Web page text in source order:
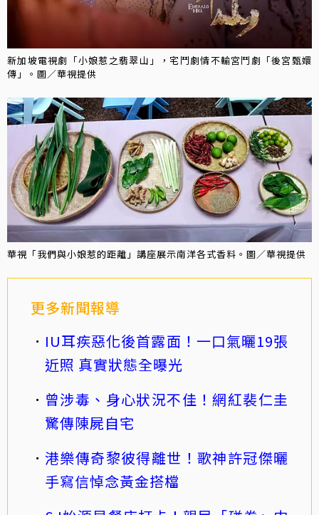
新加坡電視劇「小娘惹之翡翠山」，宅鬥劇情不輸宮鬥劇「後宮甄嬛
傳」。圖／華視提供
華視「我們與小娘惹的距離」講座展示南洋各式香料。圖／華視提供
更多新聞報導
IU耳疾惡化後首露面！一口氣曬19張
近照 真實狀態全曝光
曾涉毒、身心狀況不佳！網紅裴仁圭
驚傳陳屍自宅
港樂傳奇黎彼得離世！歌神許冠傑曬
手寫信悼念黃金搭檔